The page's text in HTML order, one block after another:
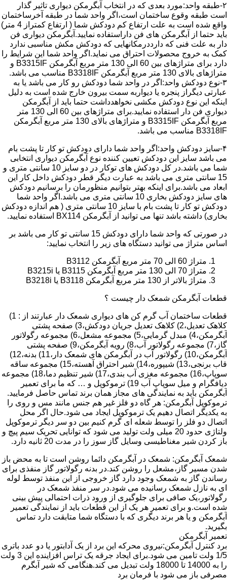
۲-طبقه واحد:مورد بعدی که در انتخاب آبگرمکن دیواری تاثیر گذار
است طبقه وقوع ساختمان است،اگر واحد شما در طبقه آخرساختمان
واقع شده است به علت ارتفاع کم دودکش شما ( ارتفاع کمتراز 4 متر)
باید حتما از آبگرمکن های فن داراستفاده نمایید.آبگرمکن دیواری فن
دار به علت فنی که دارددرمکانهایی که دودکش مکش مناسبی ندارد
کمک به خروج محصولات احتراق می نماید.اگر واحد شما این شرایط را
دارد برای متراژهای بین 60 الی 130 متر مربع آبگرمکن B3315IF و
متراژهای بالای 130 متر مربع آبگرمکن B3318IF مناسب می باشد.
۳-نوع دودکش واحد:اگر در واحد شما دودکش رو کار می باشد یا به
عبارتی دیگراز پنجره یا دیواربه سمت بیرون خارج شده است به دلیل
اینکه این نوع دودکش مکشی نخواهدداشت حتما باید از آبگرمکن
دیواری فن دار استفاده نمایید.برای متراژهای بین 60 الی 130 متر
مربع آبگرمکن B3315IF و متراژهای بالای 130 متر مربع آبگرمکن
B3318IF مناسب می باشد.
۴-سایز دودکش واحد:اگر واحد شما دارای دودکش تو کار تا پشت بام
می باشد سایز این دودکش تعیین کننده نوع آبگرمکن دیواری انتخابی
شما می باشد.در کل دودکش های توکار در دو سایز 10 سانتی متری و
15 سانتی متری می باشد به عبارت دیگر قطر دودکش داخل کار این
ابعاد می باشد.برای اینکه بهتر بتوانیم منظورمان را برسانیم دودکش
های سایز دودکش بخاری 10 سانتی متری می باشد.اگر واحد شما
دودکش تو کار تا پشت بام با سایز 10 سانتی متری ( هم اندازه دودکش
بخاری) داشته باشد تنها می توانید از آبگرمکن BX114 استفاده نمایید.
در صورتی که واحد شما دارای دودکش 15 سانتی تو کار می باشد بر
اساس متراژ می توانید دستگاه های زیر را انتخاب نمایید:
متراژ 60 الی 70 متر مربع آبگرمکن B3112
متراژ 70 الی 130 متر مربع آبگرمکن B3115 یا B3215i
متراژ بالاتر از 130 متر مربع آبگرمکن B3118 یا B3218i
قطعات آبگرمکن شمعک دار چیست ؟
قطعات ساختمان آب گرم کن های دیواری شمعک دار عبارتند از : 1)
کلاهک تعدیل،2) کلاهک تعدیل جریان دودکش،3) صفحه پشتی
آبگرمکن،4) مبدل گرمایی،5) مجموعه مشعل،6) مجموعه رگولاتور
گاز،7) مجموعه رگولاتور آب،8) رویه آبگرمکن،9) صفحه پشتی
آبگرمکن،10) رگولاتور آب در آبگرمکن های شمعک دار،11) بدنه،12)
قاب برنجی،13) شیپوره،14) شیر احتراق آهسته،15) مجموعه ساقه
سوپاپ،16) مجموعه مغزی آب بندی،17) شیر تنظیم دما،18) مجموعه
دیافگرام و میل سوپاپ آب 19) ترموکوپل و … که ما برای تعمیر
آبگرمکن باید به نمایندگی های مجاز همان برند تماس حاصل فرمایید.
ترموکوپل آبگرمکن: هر گاه دو فلز غیر هم جنس مانند مس و روی را
به یکدیگر اتصال دهیم یک ترموکوپل ایجاد می شود.حال اگر محل
اتصال دو فلز را توسط شعله ای گرم کنیم بین دو سر دیگر ترموکوپل
ولتاژی حدود 20 میلی ولت تولید می شود که توانایی تحریک سیم پیچ و
باز کردن شیر مغناطیسی وسایل گاز سوز را در مدت 20 ثانیه دارد.
شمعک آبگرمکن: شمعک در آبگرمکن دائما روشن است تا به محض باز
شدن مسیر گاز،مشعل را روشن کند.در بدنه رگولاتور گاز منفذی برای
رساندن گاز به شمعک وجود دارد گاز خروجی از این منفذ توسط لوله
ای به نازل شمعک رسانیده می شود.در سر منفذ شمعک در
رگولاتور،یک صافی برای جلوگیری از ورود ذرات احتمالی پیش بینی
شده است.و برای تعمیر هر یک از این قطعات باید از نمایندگی تعمیر
آبگرمکن و یا هر برند دیگری که با دستگاه شما متابقت دارد تماس
بگیرید.
تعمیر آبگرمکن
برد کنترل آبگرمکن:نیروی محرکه این برد از یک آدابتور یا دو عدد باتری
1/5 ولت تامین می شود.برای ایجاد جرقه یک تراس افزاینده این 3 ولت
را به 14000 تا 18000 ولت تبدیل می کند.هنگامی که شیر آبگرم
مصرفی باز می شود با فرمان برد